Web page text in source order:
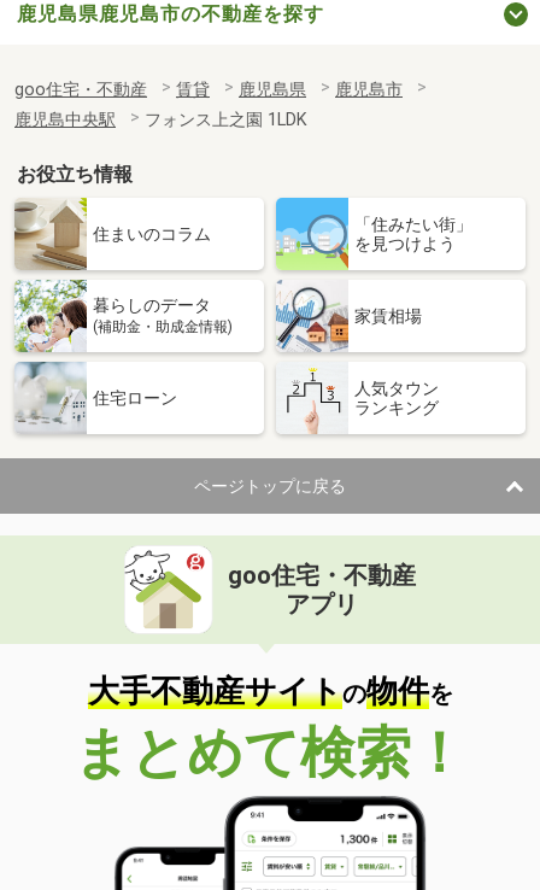
鹿児島県鹿児島市の不動産を探す
goo住宅・不動産 賃貸 鹿児島県
鹿児島市
鹿児島中央駅
フォンス上之園 1LDK
お役立ち情報
住まいのコラム
「住みたい街」
を見つけよう
暮らしのデータ
(補助金・助成金情報)
家賃相場
住宅ローン
人気タウン
ランキング
ページトップに戻る
goo住宅・不動産
アプリ
大手不動産サイトの物件を
まとめて検索！